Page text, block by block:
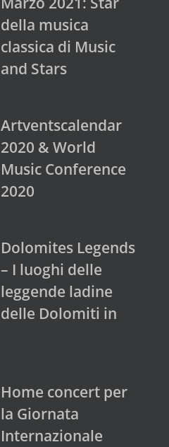
della musica
classica di Music
and Stars
Artventscalendar
2020 & World
Music Conference
2020
Dolomites Legends
– I luoghi delle
leggende ladine
delle Dolomiti in
Home concert per
la Giornata
Internazionale